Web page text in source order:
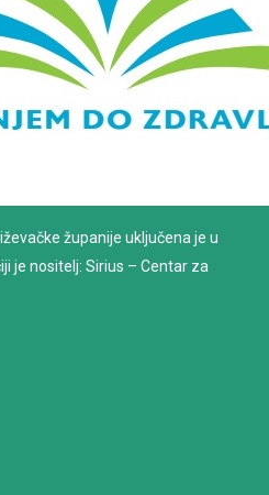
županije uključena je u
je nositelj: Sirius – Centar za